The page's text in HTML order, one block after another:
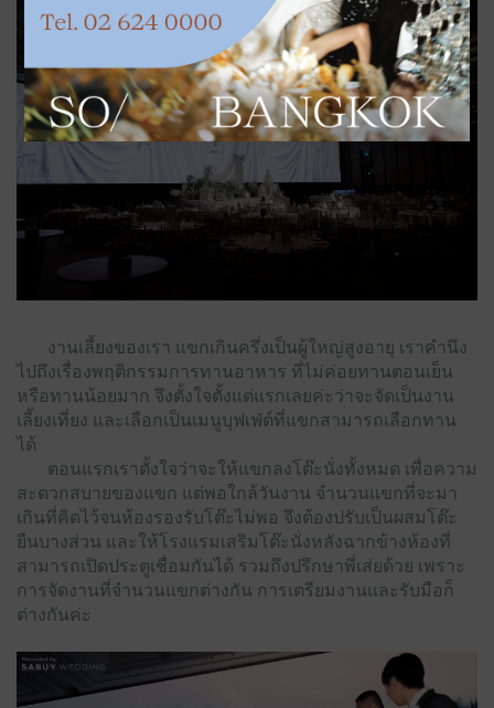
งานเลี้ยงของเรา แขกเกินครึ่งเป็นผู้ใหญ่สูงอายุ เราคำนึง
ไปถึงเรื่องพฤติกรรมการทานอาหาร ที่ไม่ค่อยทานตอนเย็น
หรือทานน้อยมาก จึงตั้งใจตั้งแต่แรกเลยค่ะว่าจะจัดเป็นงาน
เลี้ยงเที่ยง และเลือกเป็นเมนูบุฟเฟ่ต์ที่แขกสามารถเลือกทาน
ได้
ตอนแรกเราตั้งใจว่าจะให้แขกลงโต๊ะนั่งทั้งหมด เพื่อความ
สะดวกสบายของแขก แต่พอใกล้วันงาน จํานวนแขกที่จะมา
เกินที่คิดไว้จนห้องรองรับโต๊ะไม่พอ จึงต้องปรับเป็นผสมโต๊ะ
ยืนบางส่วน และให้โรงแรมเสริมโต๊ะนั่งหลังฉากข้างห้องที่
สามารถเปิดประตูเชื่อมกันได้ รวมถึงปรึกษาพี่เส่ยด้วย เพราะ
การจัดงานที่จํานวนแขกต่างกัน การเตรียมงานและรับมือก็
ต่างกันค่ะ